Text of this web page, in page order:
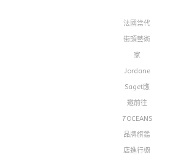
法國當代
街頭藝術
家
Jordane
Saget應
邀前往
7OCEANS
品牌旗鑑
店進行櫥